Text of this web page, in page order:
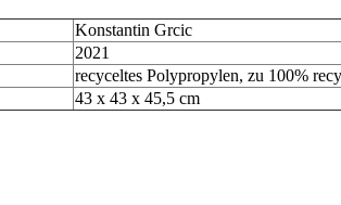
Konstantin Grcic
2021
recyceltes Polypropylen, zu 100%
43 x 43 x 45,5 cm